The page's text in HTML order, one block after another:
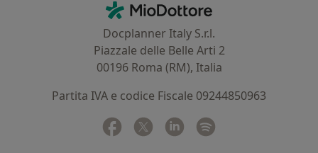
MioDottore - Homepage
Docplanner Italy S.r.l.
Piazzale delle Belle Arti 2
00196 Roma (RM), Italia
Partita IVA e codice Fiscale 09244850963
Facebook
si apre in una nuova scheda
Twitter
si apre in una nuova scheda
Linkedin
si apre in una nuova